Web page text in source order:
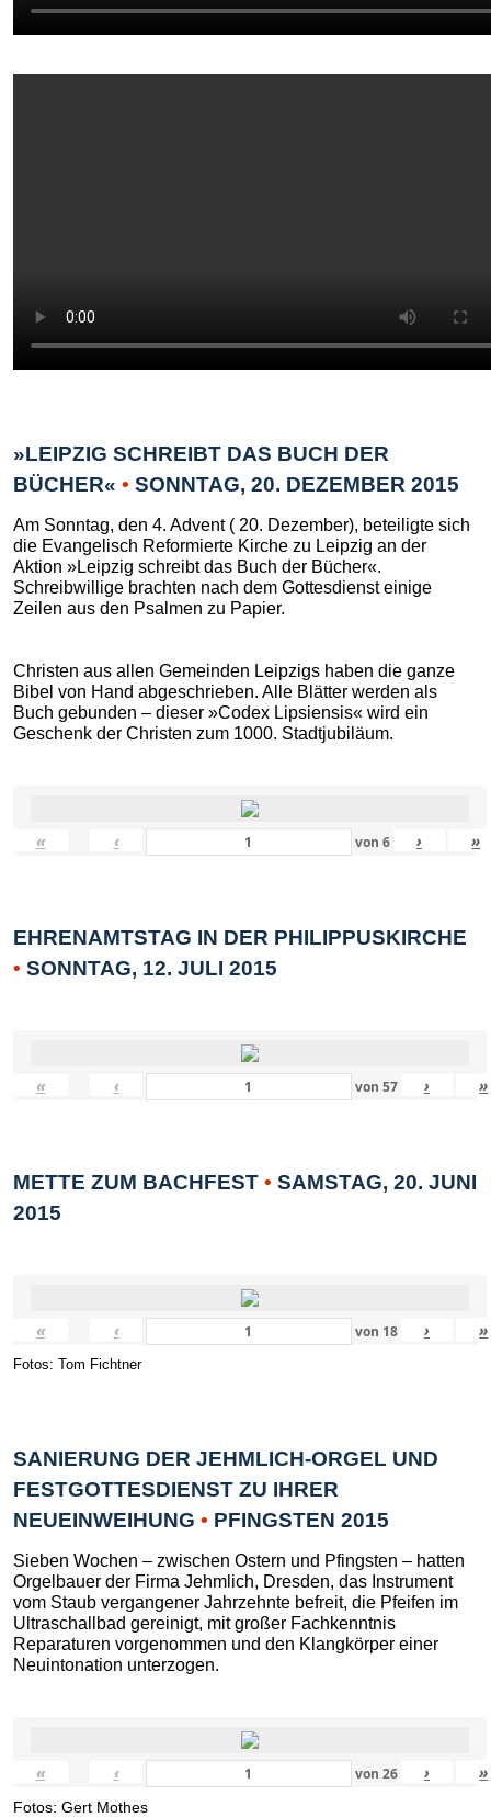
»LEIPZIG SCHREIBT DAS BUCH DER
BÜCHER« • SONNTAG, 20. DEZEMBER 2015
Am Sonntag, den 4. Advent ( 20. Dezember), beteiligte sich
die Evangelisch Reformierte Kirche zu Leipzig an der
Aktion »Leipzig schreibt das Buch der Bücher«.
Schreibwillige brachten nach dem Gottesdienst einige
Zeilen aus den Psalmen zu Papier.
Christen aus allen Gemeinden Leipzigs haben die ganze
Bibel von Hand abgeschrieben. Alle Blätter werden als
Buch gebunden – dieser »Codex Lipsiensis« wird ein
Geschenk der Christen zum 1000. Stadtjubiläum.
« ‹ von 6 › »
EHRENAMTSTAG IN DER PHILIPPUSKIRCHE
• SONNTAG, 12. JULI 2015
« ‹ von 57 › »
METTE ZUM BACHFEST • SAMSTAG, 20. JUNI
2015
« ‹ von 18 › »
Fotos: Tom Fichtner
SANIERUNG DER JEHMLICH-ORGEL UND
FESTGOTTESDIENST ZU IHRER
NEUEINWEIHUNG • PFINGSTEN 2015
Sieben Wochen – zwischen Ostern und Pfingsten – hatten
Orgelbauer der Firma Jehmlich, Dresden, das Instrument
vom Staub vergangener Jahrzehnte befreit, die Pfeifen im
Ultraschallbad gereinigt, mit großer Fachkenntnis
Reparaturen vorgenommen und den Klangkörper einer
Neuintonation unterzogen.
« ‹ von 26 › »
Fotos: Gert Mothes